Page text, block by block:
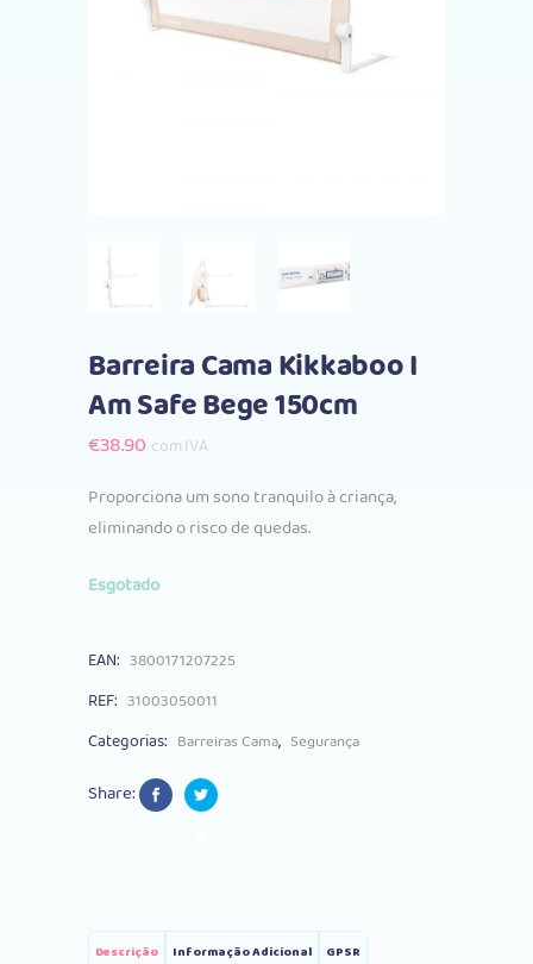
Barreira Cama Kikkaboo I
Am Safe Bege 150cm
€38.90 com IVA
Proporciona um sono tranquilo à criança,
eliminando o risco de quedas.
Esgotado
EAN: 3800171207225
REF: 31003050011
Categorias: Barreiras Cama, Segurança
Share:
Descrição Informação Adicional GPSR